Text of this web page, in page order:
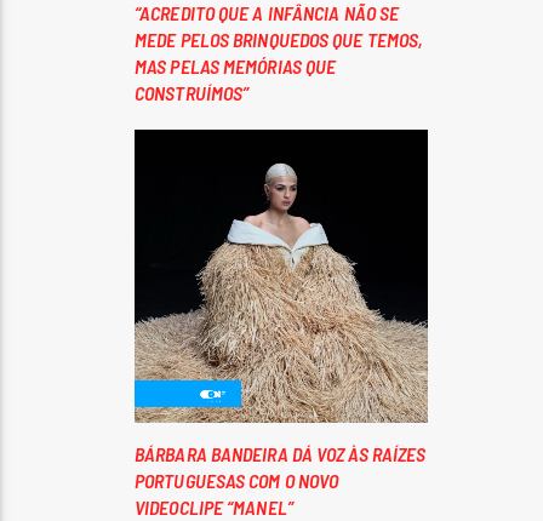
“ACREDITO QUE A INFÂNCIA NÃO SE
MEDE PELOS BRINQUEDOS QUE TEMOS,
MAS PELAS MEMÓRIAS QUE
CONSTRUÍMOS”
BÁRBARA BANDEIRA DÁ VOZ ÀS RAÍZES
PORTUGUESAS COM O NOVO
VIDEOCLIPE “MANEL”